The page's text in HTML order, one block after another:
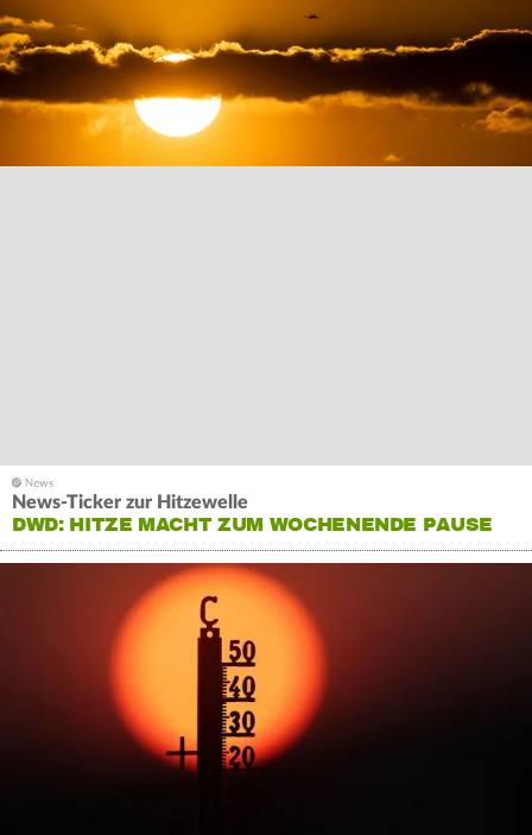
News-Ticker zur Hitzewelle
DWD: HITZE MACHT ZUM WOCHENENDE PAUSE